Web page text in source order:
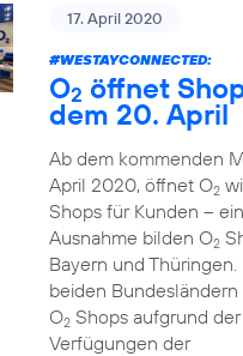
17. April 2020
#WESTAYCONNECTED:
O2 öffnet
dem 20. April
Ab dem kommenden
April 2020, öffnet O2
Shops für Kunden –
Ausnahme bilden O2
Bayern und Thüringen.
beiden
O2Shops aufgrund der
Verfügungen der